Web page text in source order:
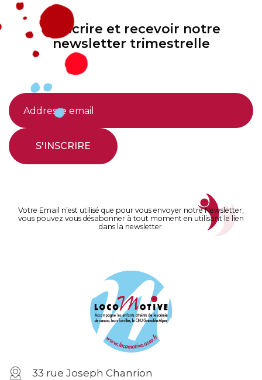
S'inscrire et recevoir notre
newsletter trimestrelle
S'INSCRIRE
Votre Email n’est utilisé que pour vous envoyer notre Newsletter,
vous pouvez vous désabonner à tout moment en utilisant le lien
dans la newsletter.
33 rue Joseph Chanrion